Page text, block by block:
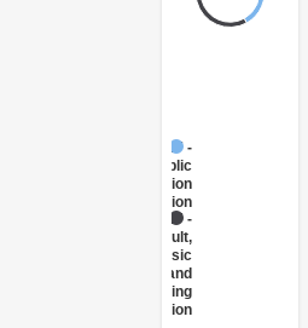
Administration
- Education
Continuing
Education